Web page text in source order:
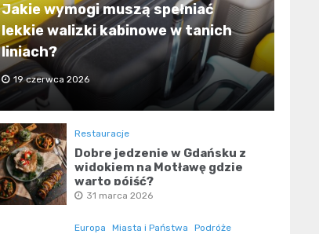
Jakie wymogi muszą spełniać
lekkie walizki kabinowe w tanich
liniach?
19 czerwca 2026
Restauracje
Dobre jedzenie w Gdańsku z
widokiem na Motławę gdzie
warto pójść?
31 marca 2026
Europa Miasta i Państwa
Podróże